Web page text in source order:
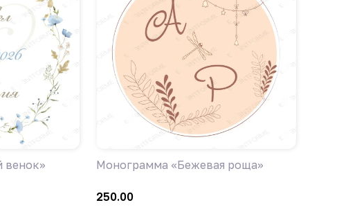
венок» Монограмма «Бежевая роща»
250.00